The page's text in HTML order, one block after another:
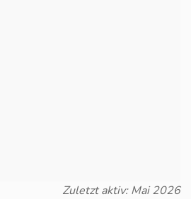
Zuletzt aktiv: Mai 2026